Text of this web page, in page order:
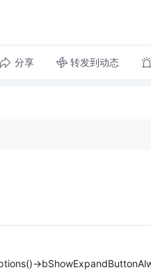
分享 转发到动态